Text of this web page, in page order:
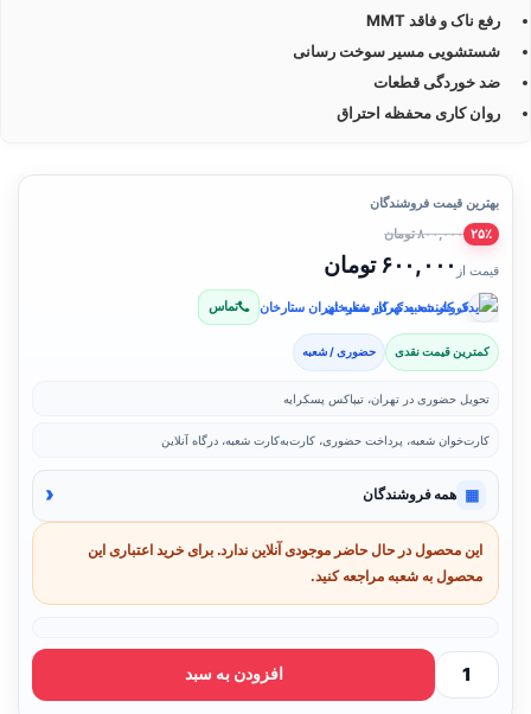
رفع ناک و فاقد MMT
شستشویی مسیر سوخت رسانی
ضد خوردگی قطعات
روان کاری محفظه احتراق
بهترین قیمت فروشندگان
۲۵٪ ۸۰۰,۰۰۰ تومان
قیمت از ۶۰۰,۰۰۰ تومان
فروشنده: یدک کار شعبه تهران ستارخان تماس
کمترین قیمت نقدی حضوری / شعبه
تحویل حضوری در تهران، تیپاکس پسکرایه
کارت‌خوان شعبه، پرداخت حضوری، کارت‌به‌کارت شعبه، درگاه آنلاین
▦ همه فروشندگان ‹
این محصول در حال حاضر موجودی آنلاین ندارد. برای خرید اعتباری این
محصول به شعبه مراجعه کنید.
افزودن به سبد